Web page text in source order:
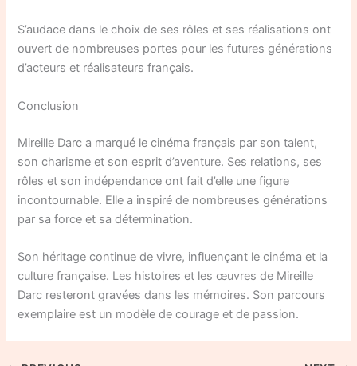
S’audace dans le choix de ses rôles et ses réalisations ont
ouvert de nombreuses portes pour les futures générations
d’acteurs et réalisateurs français.
Conclusion
Mireille Darc a marqué le cinéma français par son talent,
son charisme et son esprit d’aventure. Ses relations, ses
rôles et son indépendance ont fait d’elle une figure
incontournable. Elle a inspiré de nombreuses générations
par sa force et sa détermination.
Son héritage continue de vivre, influençant le cinéma et la
culture française. Les histoires et les œuvres de Mireille
Darc resteront gravées dans les mémoires. Son parcours
exemplaire est un modèle de courage et de passion.